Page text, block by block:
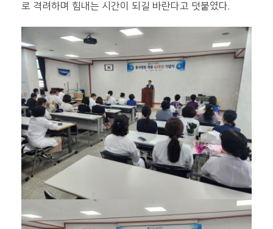
로 격려하며 힘내는 시간이 되길 바란다고 덧붙였다.